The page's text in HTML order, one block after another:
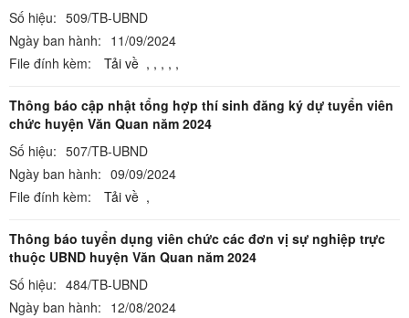
Số hiệu: 509/TB-UBND
Ngày ban hành: 11/09/2024
File đính kèm:
Tải về , , , , ,
Thông báo cập nhật tổng hợp thí sinh đăng ký dự tuyển viên
chức huyện Văn Quan năm 2024
Số hiệu: 507/TB-UBND
Ngày ban hành: 09/09/2024
File đính kèm:
Tải về ,
Thông báo tuyển dụng viên chức các đơn vị sự nghiệp trực
thuộc UBND huyện Văn Quan năm 2024
Số hiệu: 484/TB-UBND
Ngày ban hành: 12/08/2024